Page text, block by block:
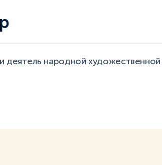
деятель народной художественной